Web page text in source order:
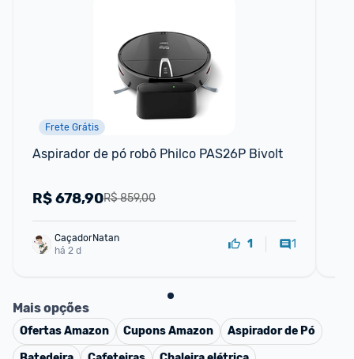
Frete Grátis
Aspirador de pó robô Philco PAS26P Bivolt
R$ 859,00
R$678,90
CaçadorNatan
há 2 d
1 1
Mais opções
OfertasAmazon CuponsAmazon
Aspirador de Pó